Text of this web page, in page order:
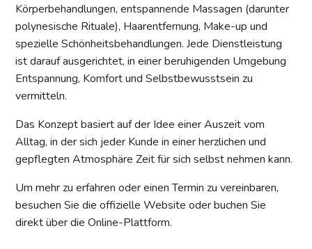
Körperbehandlungen, entspannende Massagen (darunter
polynesische Rituale), Haarentfernung, Make-up und
spezielle Schönheitsbehandlungen. Jede Dienstleistung
ist darauf ausgerichtet, in einer beruhigenden Umgebung
Entspannung, Komfort und Selbstbewusstsein zu
vermitteln.
Das Konzept basiert auf der Idee einer Auszeit vom
Alltag, in der sich jeder Kunde in einer herzlichen und
gepflegten Atmosphäre Zeit für sich selbst nehmen kann.
Um mehr zu erfahren oder einen Termin zu vereinbaren,
besuchen Sie die offizielle Website oder buchen Sie
direkt über die Online-Plattform.